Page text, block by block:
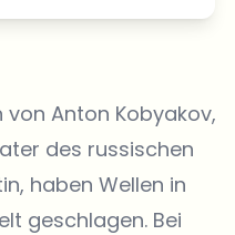
Anton Kobyakov,
des russischen
haben Wellen in
geschlagen. Bei